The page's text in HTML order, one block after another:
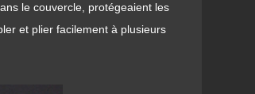
le couvercle, protégeaient les
et plier facilement à plusieurs